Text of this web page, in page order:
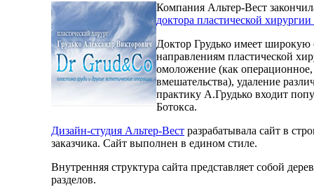
Компания Альтер-Вест
доктора пластической
Доктор Грудько имеет
направлениям пластической
омоложение (как операционное,
вмешательства), удаление
практику А.Грудько входит
Ботокса.
Дизайн-студия Альтер-Вест разрабатывала сайт в
заказчика. Сайт выполнен в едином стиле.
Внутренняя структура сайта представляет собой
разделов.